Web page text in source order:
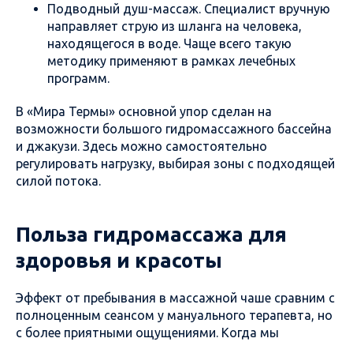
Подводный душ-массаж. Специалист вручную
направляет струю из шланга на человека,
находящегося в воде. Чаще всего такую
методику применяют в рамках лечебных
программ.
В «Мира Термы» основной упор сделан на
возможности большого гидромассажного бассейна
и джакузи. Здесь можно самостоятельно
регулировать нагрузку, выбирая зоны с подходящей
силой потока.
Польза гидромассажа для
здоровья и красоты
Эффект от пребывания в массажной чаше сравним с
полноценным сеансом у мануального терапевта, но
с более приятными ощущениями. Когда мы